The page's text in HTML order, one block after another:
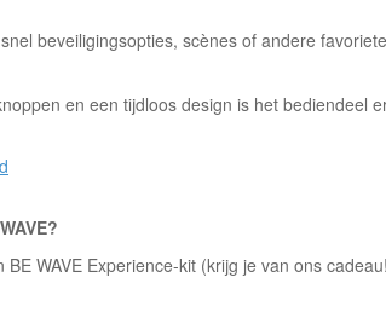
beveiligingsopties, scènes of andere
en een tijdloos design is het bediendeel
WAVE Experience-kit (krijg je van ons